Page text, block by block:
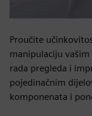
Proučite
manipulaciju
rada pregleda i
pojedinačnim
komponenata i